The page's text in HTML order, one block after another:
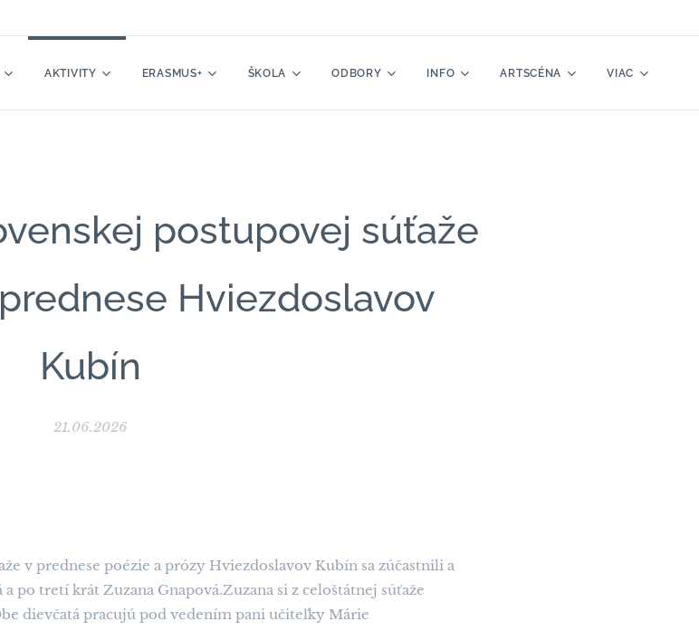
AKTIVITY ERASMUS+ ŠKOLA ODBORY INFO ARTSCÉNA VIAC
postupovej súťaže
Hviezdoslavov
Kubín
21.06.2026
v prednese poézie a prózy Hviezdoslavov Kubín sa zúčastnili a
po tretí krát Zuzana Gnapová.Zuzana si z celoštátnej súťaže
dievčatá pracujú pod vedením pani učiteľky Márie